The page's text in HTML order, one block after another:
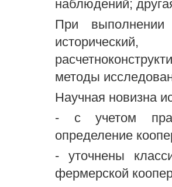
наблюдений;
При выполнении
исторический,
методы
Научная новизна
- с учетом
определение
- уточнены
фермерской